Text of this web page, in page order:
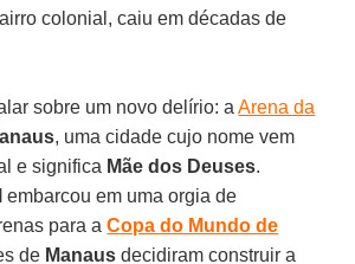
colonial, caiu em décadas de
sobre um novo delírio: aArena da
, uma cidade cujo nome vem
e significa Mãe dos Deuses.
embarcou em uma orgia de
para aCopa do Mundo de
de Manaus decidiram construir a